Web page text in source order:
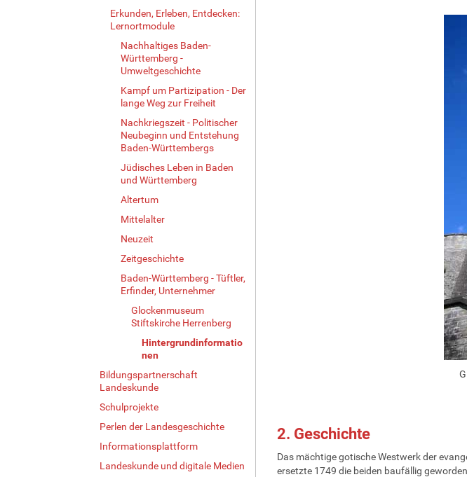
Erkunden, Erleben, Entdecken:
Lernortmodule
Nachhaltiges Baden-
Württemberg -
Umweltgeschichte
Kampf um Partizipation - Der
lange Weg zur Freiheit
Nachkriegszeit - Politischer
Neubeginn und Entstehung
Baden-Württembergs
Jüdisches Leben in Baden
und Württemberg
Altertum
Mittelalter
Neuzeit
Zeitgeschichte
Baden-Württemberg - Tüftler,
Erfinder, Unternehmer
Glockenmuseum
Stiftskirche Herrenberg
Hintergrundinformatio
nen
Bildungspartnerschaft
Landeskunde
Schulprojekte
Perlen der Landesgeschichte
Informationsplattform
Landeskunde und digitale Medien
2. Geschichte
Das mächtige gotische Westwerk der
ersetzte 1749 die beiden baufällig